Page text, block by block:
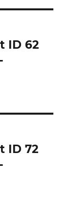
ID 62
ID 72